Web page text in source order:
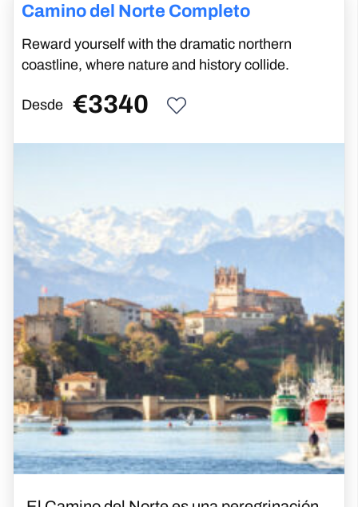
Camino del Norte Completo
Reward yourself with the dramatic northern
coastline, where nature and history collide.
Desde €3340